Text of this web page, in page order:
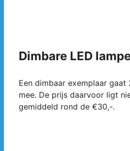
Dimbare LED
Een dimbaar exemplaar
mee. De prijs daarvoor ligt
gemiddeld rond de €30,-.